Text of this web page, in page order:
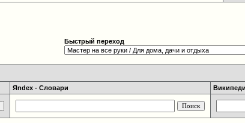
Быстрый переход
Яndex - Словари